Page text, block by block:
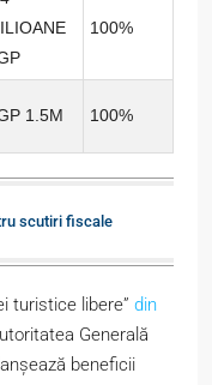
100%
1.5M 100%
scutiri fiscale
turistice libere” din
Generală
beneficii